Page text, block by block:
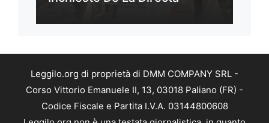
Leggilo.org di proprietà di DMM COMPANY SRL -
Corso Vittorio Emanuele II, 13, 03018 Paliano (FR) -
Codice Fiscale e Partita I.V.A. 03144800608